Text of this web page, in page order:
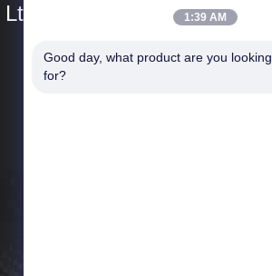
Γρήγορες Συνδέσεις
1:39 AM
Good day, what product are you looking
for?